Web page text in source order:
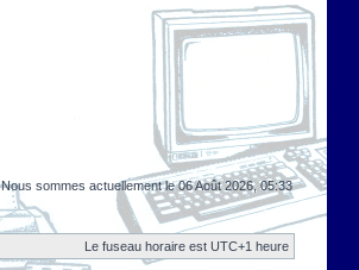
Nous sommes actuellement le 06 Août 2026, 05:33
Le fuseau horaire est UTC+1 heure